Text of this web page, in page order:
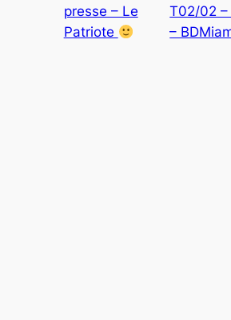
presse – Le
Patriote
T02/02 –
–